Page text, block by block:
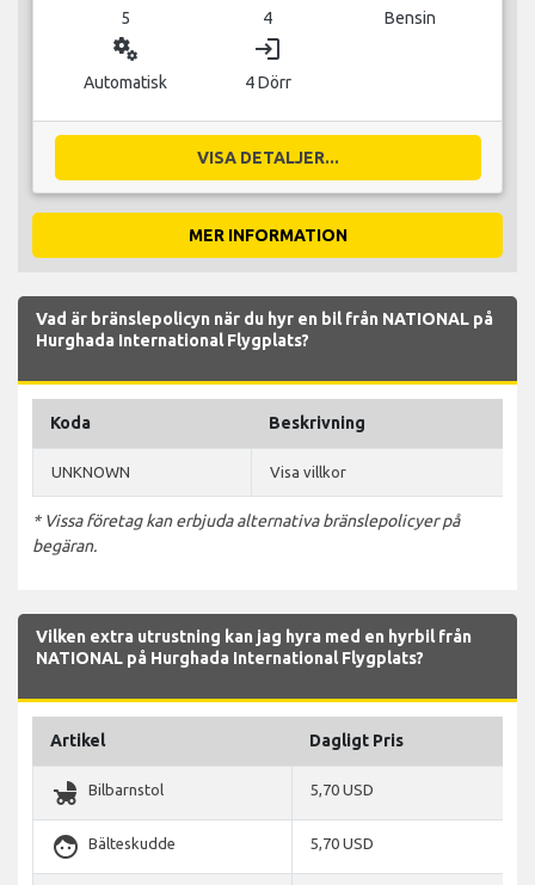
5 4 Bensin
miscellaneous_services
Automatisk
login
4 Dörr
VISA DETALJER...
MER INFORMATION
Vad är bränslepolicyn när du hyr en bil från NATIONAL på
Hurghada International Flygplats?
Koda Beskrivning
UNKNOWN Visa villkor
* Vissa företag kan erbjuda alternativa bränslepolicyer på
begäran.
Vilken extra utrustning kan jag hyra med en hyrbil från
NATIONAL på Hurghada International Flygplats?
Artikel Dagligt Pris
child_friendly Bilbarnstol 5,70 USD
face Bälteskudde 5,70 USD